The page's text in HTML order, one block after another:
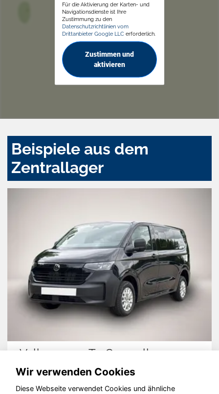
Für die Aktivierung der Karten- und
Navigationsdienste ist Ihre
Zustimmung zu den
Datenschutzrichtlinien vom
Drittanbieter Google LLC erforderlich.
Zustimmen und
aktivieren
Beispiele aus dem
Zentrallager
Volkswagen T7 Caravelle
Wir verwenden Cookies
Diese Webseite verwendet Cookies und ähnliche